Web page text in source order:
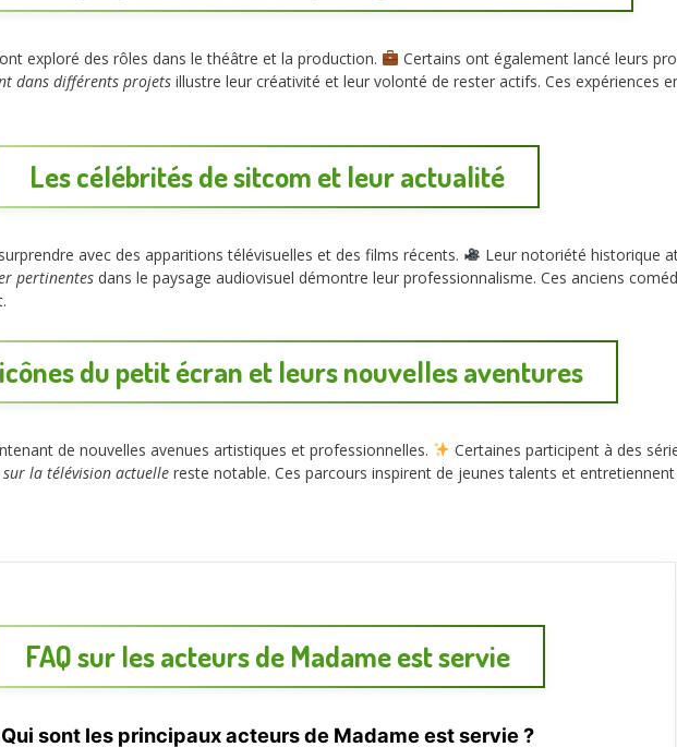
ont exploré des rôles dans le théâtre et la production.
Certains ont également lancé leurs
dans différents projets illustre leur créativité et leur volonté de rester actifs. Ces expériences
Les célébrités de sitcom et leur actualité
avec des apparitions télévisuelles et des films récents.
Leur notoriété historique
pertinentes dans le paysage audiovisuel démontre leur professionnalisme. Ces anciens
du petit écran et leurs nouvelles aventures
de nouvelles avenues artistiques et professionnelles.
Certaines participent à des
la télévision actuelle reste notable. Ces parcours inspirent de jeunes talents et
FAQ sur les acteurs de Madame est servie
Qui sont les principaux acteurs de Madame est servie ?